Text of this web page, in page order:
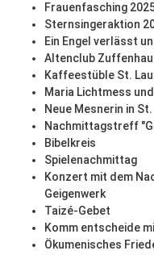
Frauenfasching
Sternsingeraktion
Ein Engel verlässt
Altenclub
Kaffeestüble St.
Maria Lichtmess
Neue Mesnerin in
Nachmittagstreff
Bibelkreis
Spielenachmittag
Konzert mit dem
Geigenwerk
Taizé-Gebet
Komm entscheide
Ökumenisches